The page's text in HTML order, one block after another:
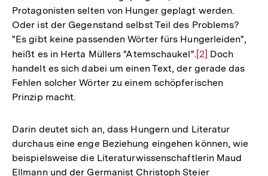
Protagonisten selten von Hunger geplagt werden.
Oder ist der Gegenstand selbst Teil des Problems?
"Es gibt keine passenden Wörter fürs Hungerleiden",
heißt es in Herta Müllers "Atemschaukel".Zur
Auflösung
der
[2] Doch
handelt es sich dabei um einen Text, der gerade das
Fehlen solcher Wörter zu einem schöpferischen
Prinzip macht.
Darin deutet sich an, dass Hungern und Literatur
durchaus eine enge Beziehung eingehen können, wie
beispielsweise die Literaturwissenschaftlerin Maud
Ellmann und der Germanist Christoph Steier